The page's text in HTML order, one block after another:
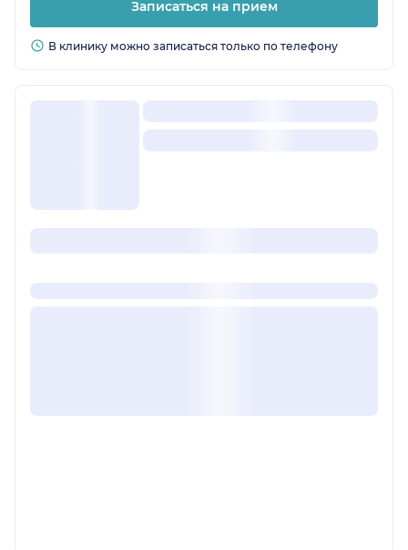
Записаться на прием
В клинику можно записаться только по телефону